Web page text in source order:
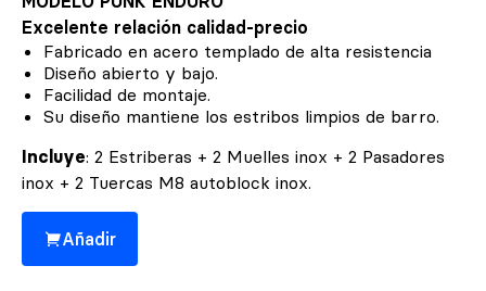
Excelente relación calidad-precio
Fabricado en acero templado de alta resistencia
Diseño abierto y bajo.
Facilidad de montaje.
Su diseño mantiene los estribos limpios de barro.
Incluye: 2 Estriberas + 2 Muelles inox + 2 Pasadores
inox + 2 Tuercas M8 autoblock inox.
Añadir